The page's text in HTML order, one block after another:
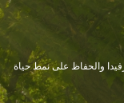
والحفاظ على نمط حياة